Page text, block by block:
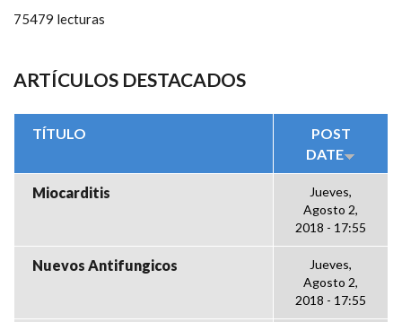
75479 lecturas
ARTÍCULOS DESTACADOS
TÍTULO
POST
DATE
Miocarditis
Jueves,
Agosto 2,
2018 - 17:55
Nuevos Antifungicos
Jueves,
Agosto 2,
2018 - 17:55